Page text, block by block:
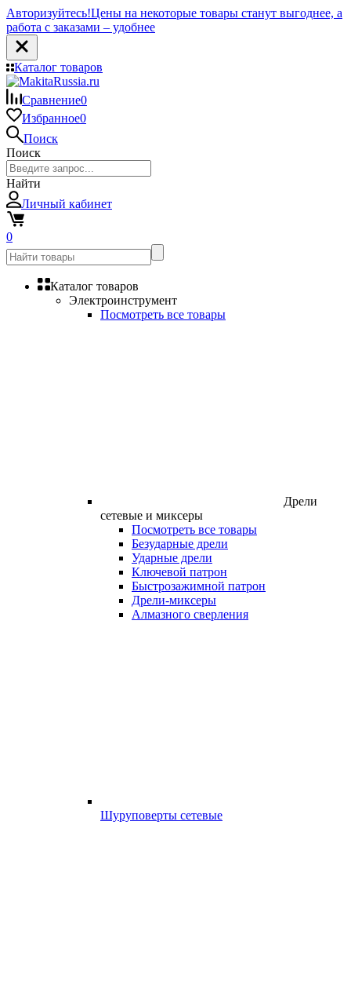
Авторизуйтесь!Цены на некоторые товары станут выгоднее, а
работа с заказами – удобнее
Каталог товаров
Сравнение0
Избранное0
Поиск
Поиск
Найти
Личный кабинет
0
Каталог товаров
Электроинструмент
Посмотреть все товары
Дрели
сетевые и миксеры
Посмотреть все товары
Безударные дрели
Ударные дрели
Ключевой патрон
Быстрозажимной патрон
Дрели-миксеры
Алмазного сверления
Шуруповерты сетевые